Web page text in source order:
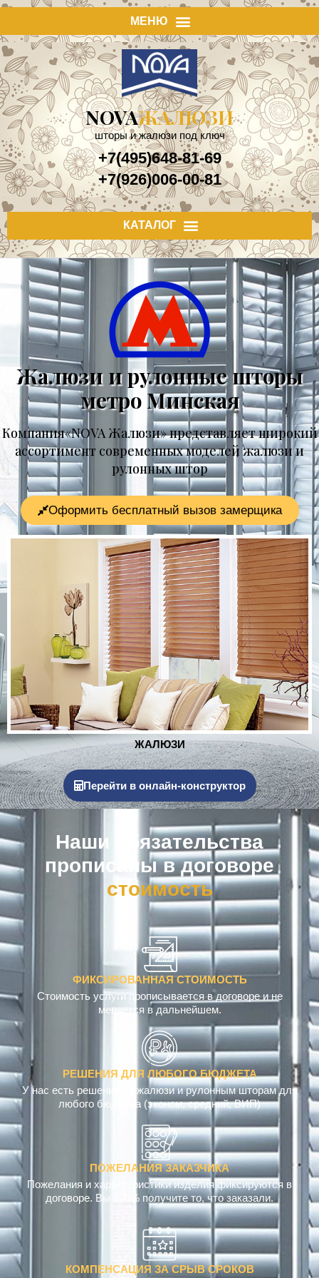
NOVAЖАЛЮЗИ
шторы и жалюзи под ключ
+7(495)648-81-69
+7(926)006-00-81
Жалюзи и рулонные шторы
метро Минская
Компания«NOVA Жалюзи» представляет широкий
ассортимент современных моделей жалюзи и
рулонных штор
Оформить бесплатный вызов замерщика
РОЛЬСТАВНИ
Перейти в онлайн-конструктор
Наши обязательства
прописаны в договоре
омпенсация
ФИКСИРОВАННАЯ СТОИМОСТЬ
Стоимость услуги прописывается в договоре и не
меняется в дальнейшем.
РЕШЕНИЯ ДЛЯ ЛЮБОГО БЮДЖЕТА
У нас есть решения по жалюзи и рулонным шторам для
любого бюджета (эконом, средний, ВИП)
ПОЖЕЛАНИЯ ЗАКАЗЧИКА
Пожелания и характеристики изделия фиксируются в
договоре. Вы 100% получите то, что заказали.
КОМПЕНСАЦИЯ ЗА СРЫВ СРОКОВ